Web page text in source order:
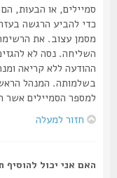
סמיילים, או הבעות, הם
כדי להביע הרגשה בעזרת
מסמן עצוב. את הרשימה
השליחה. נסה לא להגזים
ההודעה ללא קריאה ומנהל
בשלמותה. המנהל הראשי
למספר הסמיילים אשר תוכל
חזור למעלה
האם אני יכול להוסיף